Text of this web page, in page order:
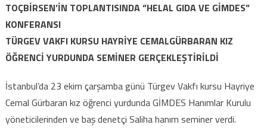
TOÇBİRSEN’İN TOPLANTISINDA “HELAL GIDA VE GİMDES”
KONFERANSI
TÜRGEV VAKFI KURSU HAYRİYE CEMALGÜRBARAN KIZ
ÖĞRENCİ YURDUNDA SEMİNER GERÇEKLEŞTİRİLDİ
İstanbul’da 23 ekim çarşamba günü Türgev Vakfı kursu Hayriye
Cemal Gürbaran kız öğrenci yurdunda GİMDES Hanımlar Kurulu
yöneticilerinden ve baş denetçi Saliha hanım seminer verdi.